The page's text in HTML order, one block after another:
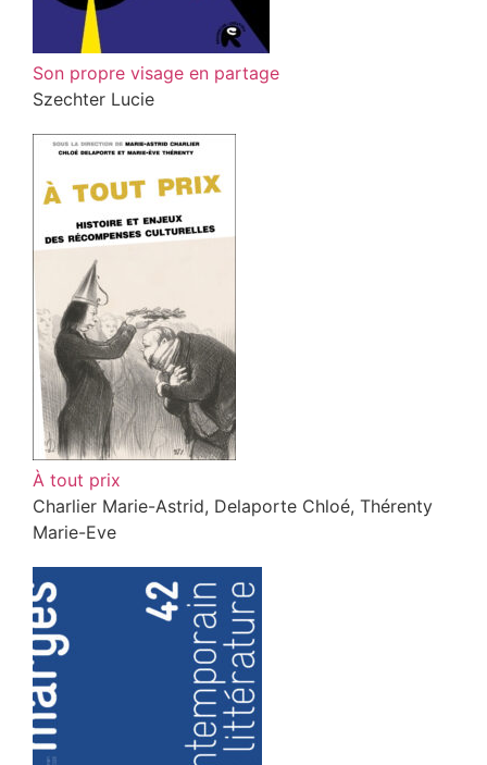
Son propre visage en partage
Szechter Lucie
À tout prix
Charlier Marie-Astrid, Delaporte Chloé, Thérenty
Marie-Eve